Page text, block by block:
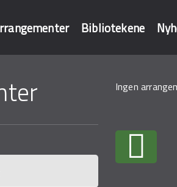
Bibliotekene
Søk i våre databaser Ingen